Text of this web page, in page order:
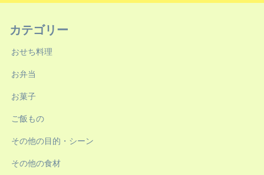
カテゴリー
おせち料理
お弁当
お菓子
ご飯もの
その他の目的・シーン
その他の食材